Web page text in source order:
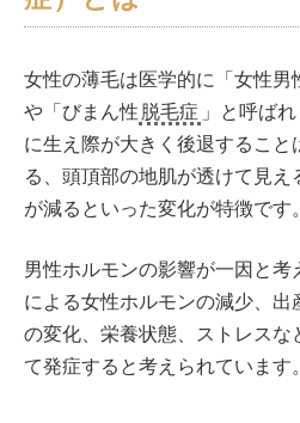
女性の薄毛は医学的に「女性男
や「びまん性 脱毛症 」と呼ば
に生え際が大きく後退するこ
る、頭頂部の地肌が透けて見え
が減るといった変化が特徴です。
男性ホルモンの影響が一因と考
による女性ホルモンの減少、出
の変化、栄養状態、ストレスな
て発症すると考えられています。